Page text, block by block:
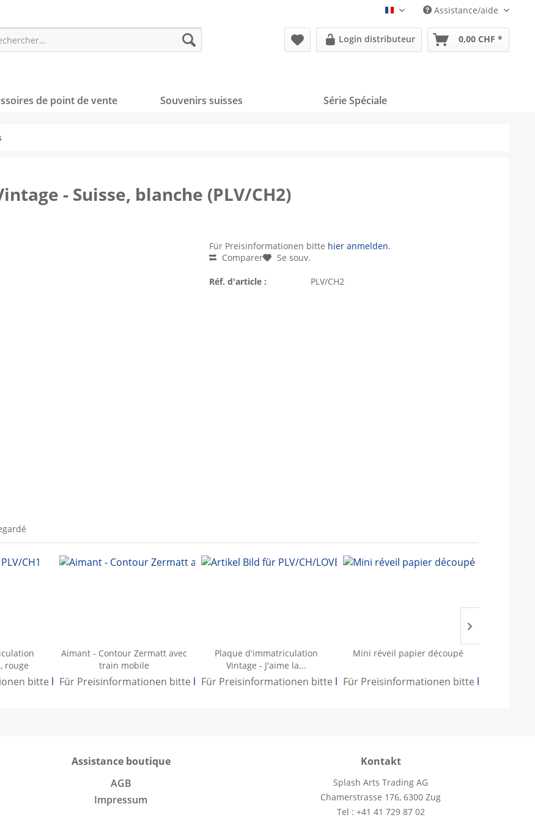
FranzösischAssistance/aide
Login distributeur 0,00 CHF *
de point de vente Souvenirs suisses Série Spéciale
- Suisse, blanche (PLV/CH2)
Für Preisinformationen bitte hier anmelden.
Comparer
Se souv.
Réf. d'article : PLV/CH2
rouge
bitte hier anmelden.
Aimant - Contour Zermatt avec
train mobile
Für Preisinformationen bitte hier anmelden.
Plaque d'immatriculation
Vintage - J'aime la...
Für Preisinformationen bitte hier anmelden.
Mini réveil papier découpé
Für Preisinformationen bitte hier
Assistance boutique
AGB
Impressum
Kontakt
Splash Arts Trading AG
Chamerstrasse 176, 6300 Zug
Tel : +41 41 729 87 02